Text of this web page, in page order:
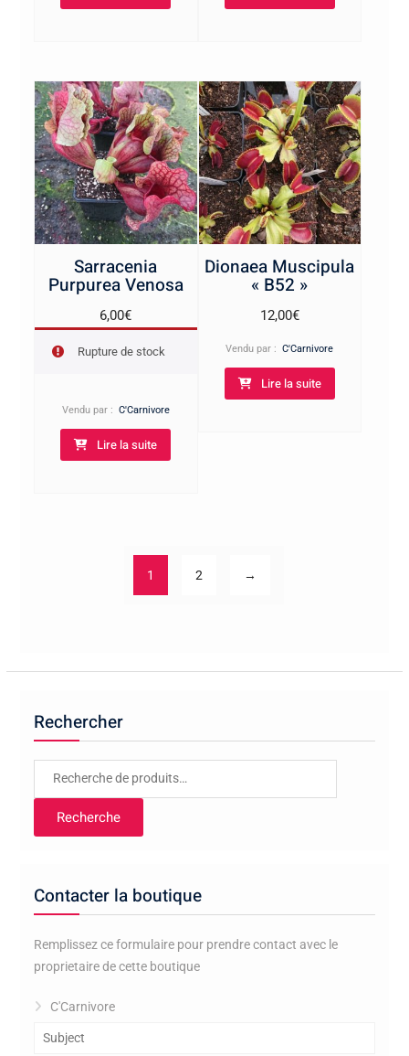
Sarracenia
Purpurea Venosa
6,00€
Rupture de stock
Vendu par : C'Carnivore
Lire la suite
Dionaea Muscipula
« B52 »
12,00€
Vendu par :C'Carnivore
Lire la suite
1 2 →
Rechercher
Recherche
Recherche
Contacter la boutique
Remplissez ce formulaire pour prendre contact avec le
proprietaire de cette boutique
C'Carnivore